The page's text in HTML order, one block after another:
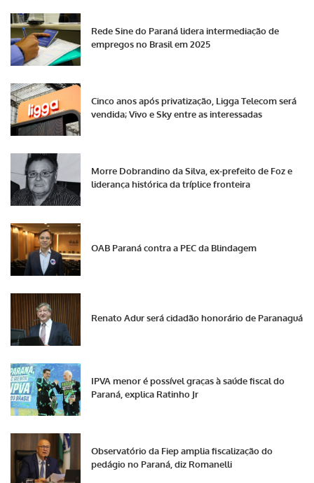
Rede Sine do Paraná lidera intermediação de
empregos no Brasil em 2025
Cinco anos após privatização, Ligga Telecom será
vendida; Vivo e Sky entre as interessadas
Morre Dobrandino da Silva, ex-prefeito de Foz e
liderança histórica da tríplice fronteira
OAB Paraná contra a PEC da Blindagem
Renato Adur será cidadão honorário de Paranaguá
IPVA menor é possível graças à saúde fiscal do
Paraná, explica Ratinho Jr
Observatório da Fiep amplia fiscalização do
pedágio no Paraná, diz Romanelli